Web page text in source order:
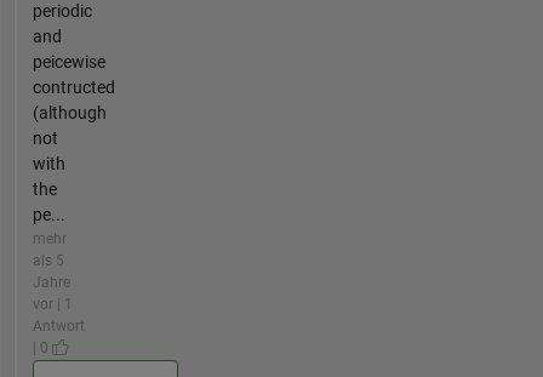
periodic
and
peicewise
contructed
(although
not
with
the
pe...
mehr
als 5
Jahre
vor | 1
Antwort
| 0